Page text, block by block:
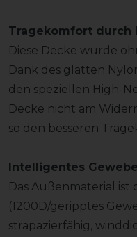
Tragekomfort durch
Diese Decke wurde
Dank des glatten
den speziellen High-
Decke nicht am
so den besseren
Intelligentes
Das Außenmaterial ist
(1200D/geripptes
strapazierfähig,